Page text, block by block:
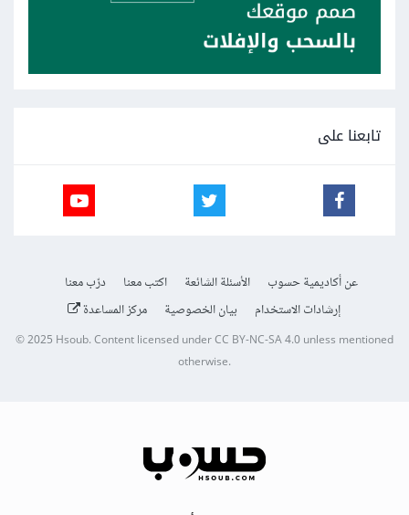
تابعنا على
عن أكاديمية حسوب الأسئلة الشائعة اكتب معنا
درّب معنا
إرشادات الاستخدام
بيان الخصوصية مركز المساعدة
© 2025Hsoub.Content licensed underCC BY-NC-SA 4.0unless mentioned
otherwise.